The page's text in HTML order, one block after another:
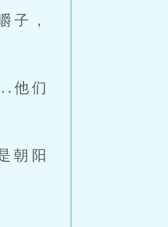
子，
他们
朝阳